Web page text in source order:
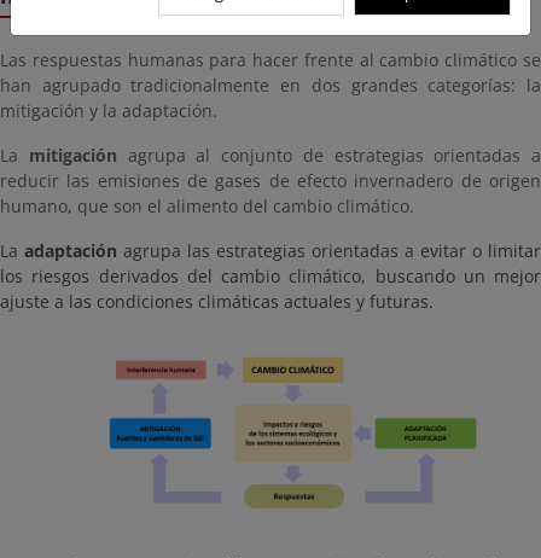
Las respuestas humanas para hacer frente al cambio climático se
han agrupado tradicionalmente en dos grandes categorías: la
mitigación y la adaptación.
La mitigación agrupa al conjunto de estrategias orientadas a
reducir las emisiones de gases de efecto invernadero de origen
humano, que son el alimento del cambio climático.
La adaptación agrupa las estrategias orientadas a evitar o limitar
los riesgos derivados del cambio climático, buscando un mejor
ajuste a las condiciones climáticas actuales y futuras.